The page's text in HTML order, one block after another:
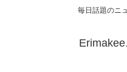
毎日話題のニ